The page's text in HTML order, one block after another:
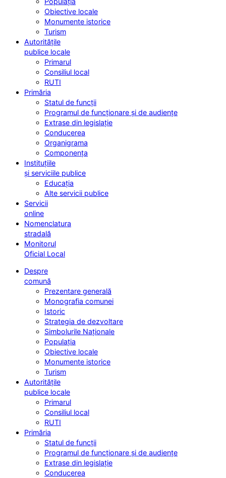
Obiective locale
Monumente istorice
Turism
Autoritățile
publice locale
Primarul
Consiliul local
RUTI
Primăria
Statul de funcții
Programul de funcționare și de audiențe
Extrase din legislație
Conducerea
Organigrama
Componența
Instituțiile
și serviciile publice
Educația
Alte servicii publice
Servicii
online
Nomenclatura
stradală
Monitorul
Oficial Local
Despre
comună
Prezentare generală
Monografia comunei
Istoric
Strategia de dezvoltare
Simbolurile Naționale
Populația
Obiective locale
Monumente istorice
Turism
Autoritățile
publice locale
Primarul
Consiliul local
RUTI
Primăria
Statul de funcții
Programul de funcționare și de audiențe
Extrase din legislație
Conducerea